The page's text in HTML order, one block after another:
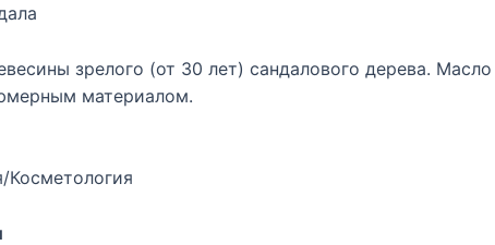
зрелого (от 30 лет) сандалового дерева.
материалом.